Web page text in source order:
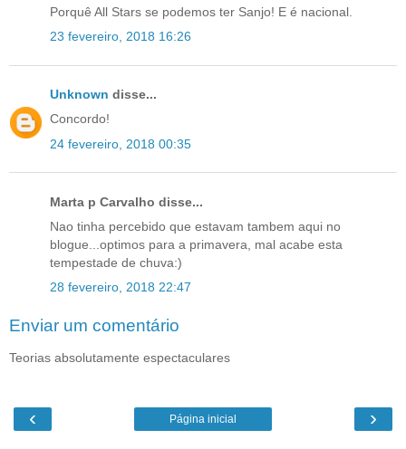
Porquê All Stars se podemos ter Sanjo! E é nacional.
23 fevereiro, 2018 16:26
Unknown disse...
Concordo!
24 fevereiro, 2018 00:35
Marta p Carvalho disse...
Nao tinha percebido que estavam tambem aqui no
blogue...optimos para a primavera, mal acabe esta
tempestade de chuva:)
28 fevereiro, 2018 22:47
Enviar um comentário
Teorias absolutamente espectaculares
‹ ›
Página inicial